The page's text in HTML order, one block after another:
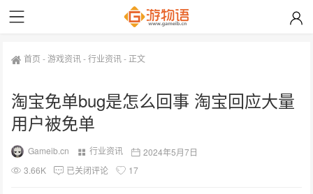
首页 -游戏资讯-行业资讯- 正文
淘宝免单bug是怎么回事 淘宝回应大量
用户被免单
Gameib.cn 行业资讯
2024年5月7日
3.66K
已关闭评论 17